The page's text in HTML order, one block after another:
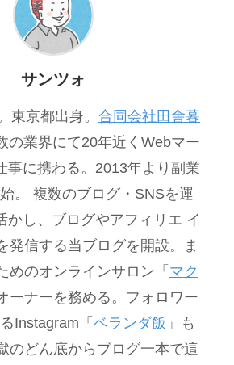
サンツォ
東京都出身。 合同会社田舎暮
の業界にて20年近くWebマー
事に携わる。2013年より副業
。 複数のブログ・SNSを運
かし、ブログやアフィリエ イ
発信する当ブログを開設。ま
めのオンラインサロン「 マク
ーナーを務める。フォロワー
Instagram「 ベランダ飯 」も
のどん底からブログ一本で這